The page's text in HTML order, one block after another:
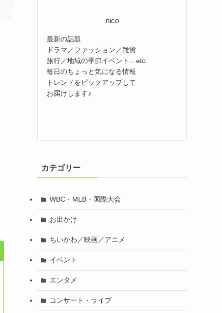
nico
最新の話題
ドラマ／ファッション／雑貨
旅行／地域の季節イベント…etc.
毎日のちょっと気になる情報
トレンドをピックアップして
お届けします♪
カテゴリー
WBC・MLB・国際大会
お出かけ
ちいかわ／映画／アニメ
イベント
エンタメ
コンサート・ライブ